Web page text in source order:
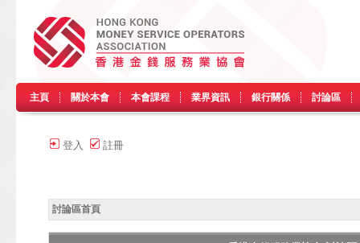
主頁 關於本會 本會課程 業界資訊 銀行關係 討論區
登入 註冊
討論區首頁